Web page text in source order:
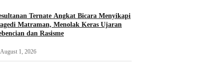
Ternate Angkat Bicara Menyikapi
Matraman, Menolak Keras Ujaran
dan Rasisme
August 1, 2026